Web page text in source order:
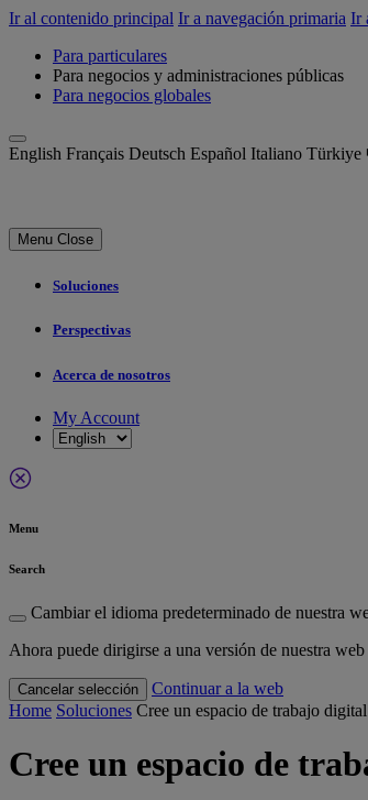
Ir al contenido principal Ir a navegación primaria Ir
Para particulares
Para negocios y administraciones públicas
Para negocios globales
English Français Deutsch Español Italiano Türkiye
Menu Close
Soluciones
Perspectivas
Acerca de nosotros
My Account
Menu
Search
Cambiar el idioma predeterminado de nuestra
Ahora puede dirigirse a una versión de nuestra
Cancelar selección
Continuar a la web
Home Soluciones Cree un espacio de trabajo
Cree un espacio de